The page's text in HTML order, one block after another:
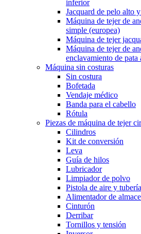
inferior
Jacquard de pelo alto
Máquina de tejer de
simple (europea)
Máquina de tejer
Máquina de tejer de
enclavamiento de pata
Máquina sin costuras
Sin costura
Bofetada
Vendaje médico
Banda para el cabello
Rótula
Piezas de máquina de tejer
Cilindros
Kit de conversión
Leva
Guía de hilos
Lubricador
Limpiador de polvo
Pistola de aire y
Alimentador de
Cinturón
Derribar
Tornillos y tensión